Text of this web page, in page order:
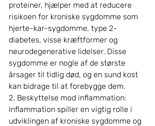
proteiner, hjælper med at reducere
risikoen for kroniske sygdomme som
hjerte-kar-sygdomme, type 2-
diabetes, visse kræftformer og
neurodegenerative lidelser. Disse
sygdomme er nogle af de største
årsager til tidlig død, og en sund kost
kan bidrage til at forebygge dem.
2. Beskyttelse mod inflammation:
Inflammation spiller en vigtig rolle i
udviklingen af kroniske sygdomme og